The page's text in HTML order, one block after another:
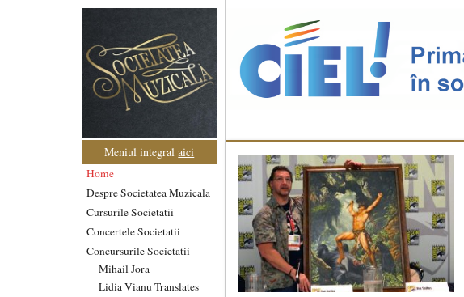
Meniul integralaici
Home
Despre Societatea Muzicala
Cursurile Societatii
Concertele Societatii
Concursurile Societatii
Mihail Jora
Lidia Vianu Translates